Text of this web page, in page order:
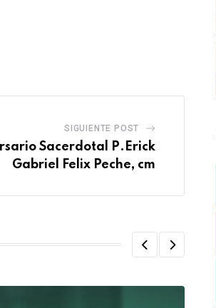
SIGUIENTE POST
Sacerdotal P.Erick
Gabriel Felix Peche, cm